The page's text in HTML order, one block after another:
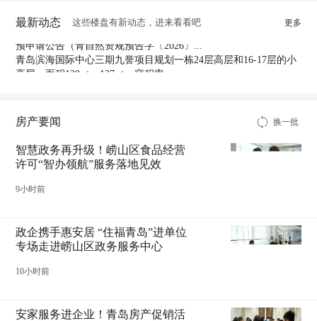
最新动态 这些楼盘有新动态，进来看看吧 更多
7月31日，青岛市自然资源和规划局发布国有建设用地使用权出让
青岛滨海国际中心三期九誉项目规划一栋24层高层和16-17层的小
高层，面积120㎡、137㎡。容积率...
房产要闻 换一批
智慧政务再升级！崂山区食品经营
许可“智办领航”服务落地见效
9小时前
政企携手惠安居 “住福青岛”进单位
专场走进崂山区政务服务中心
10小时前
安家服务进企业！青岛房产促销活